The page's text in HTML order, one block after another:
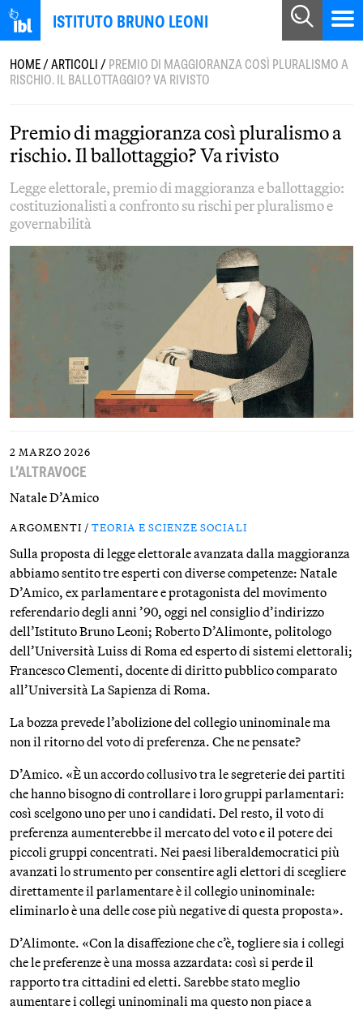
ISTITUTO BRUNO LEONI
HOME/ARTICOLI/PREMIO DI MAGGIORANZA COSÌ PLURALISMO A
RISCHIO. IL BALLOTTAGGIO? VA RIVISTO
Premio di maggioranza così pluralismo a
rischio. Il ballottaggio? Va rivisto
Legge elettorale, premio di maggioranza e ballottaggio:
costituzionalisti a confronto su rischi per pluralismo e
governabilità
2 MARZO 2026
L’ALTRAVOCE
Natale D’Amico
ARGOMENTI / TEORIA E SCIENZE SOCIALI
Sulla proposta di legge elettorale avanzata dalla maggioranza
abbiamo sentito tre esperti con diverse competenze: Natale
D’Amico, ex parlamentare e protagonista del movimento
referendario degli anni ’90, oggi nel consiglio d’indirizzo
dell’Istituto Bruno Leoni; Roberto D’Alimonte, politologo
dell’Università Luiss di Roma ed esperto di sistemi elettorali;
Francesco Clementi, docente di diritto pubblico comparato
all’Università La Sapienza di Roma.
La bozza prevede l’abolizione del collegio uninominale ma
non il ritorno del voto di preferenza. Che ne pensate?
D’Amico. «È un accordo collusivo tra le segreterie dei partiti
che hanno bisogno di controllare i loro gruppi parlamentari:
così scelgono uno per uno i candidati. Del resto, il voto di
preferenza aumenterebbe il mercato del voto e il potere dei
piccoli gruppi concentrati. Nei paesi liberaldemocratici più
avanzati lo strumento per consentire agli elettori di scegliere
direttamente il parlamentare è il collegio uninominale:
eliminarlo è una delle cose più negative di questa proposta».
D’Alimonte. «Con la disaffezione che c’è, togliere sia i collegi
che le preferenze è una mossa azzardata: così si perde il
rapporto tra cittadini ed eletti. Sarebbe stato meglio
aumentare i collegi uninominali ma questo non piace a